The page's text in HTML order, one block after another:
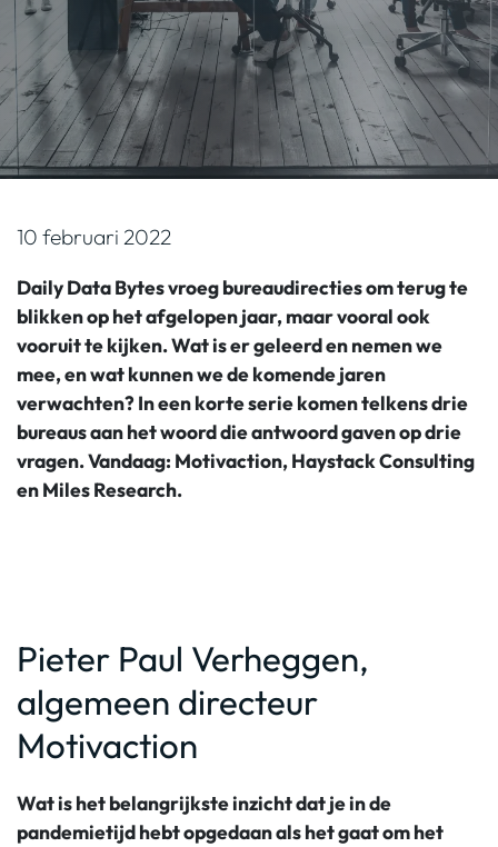
10 februari 2022
Daily Data Bytes vroeg bureaudirecties om terug te
blikken op het afgelopen jaar, maar vooral ook
vooruit te kijken. Wat is er geleerd en nemen we
mee, en wat kunnen we de komende jaren
verwachten? In een korte serie komen telkens drie
bureaus aan het woord die antwoord gaven op drie
vragen. Vandaag: Motivaction, Haystack Consulting
en Miles Research.
Pieter Paul Verheggen,
algemeen directeur
Motivaction
Wat is het belangrijkste inzicht dat je in de
pandemietijd hebt opgedaan als het gaat om het